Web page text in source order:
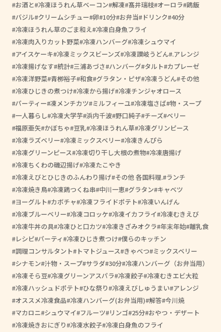
お酒と 冷凍ほうれん草ベーコン 解凍 髙井瑞枝 オーロラ 鶏飯
バジル クリームシチュー 卵 10分 お弁当 ドリンク 40分
冷凍ほうれん草のごま和え 冷凍白身魚フライ
冷凍肉入りカット野菜 冷凍ハンバーグ 冷凍シュウマイ
アイスケーキ 冷凍ミックスビーンズ 冷凍讃岐うどん .アレンジ
冷凍揚げなす 統計 三浦あづさ ハンバーグ タルト カプレーゼ
冷凍洋野菜 青栁裕子 和食 グラタン・ピザ 冷凍うどん その他
冷凍ひじきの煮つけ 冷凍から揚げ 冷凍チンジャオロース
パーティー 凍メンチカツ ミルフィーユ 冷凍塩さば 物・スープ
一人暮らし 冷凍大学芋 浜内千波 野口純子 チーズ ベリー
福原亜矢 かぼちゃ 豆乳 冷凍ほうれん草 冷凍グリンピース
冷凍ラズベリー 冷凍ミックスベリー 冷凍きんぴら
冷凍グリーンピース 冷凍切り干し大根の煮物 冷凍唐揚げ
冷凍ちくわの磯辺揚げ 冷凍たこやき
冷凍えびとひじきのふんわり揚げ その他 各国料理. ランチ
冷凍焼き鳥 冷凍鶏つくね串 中川一恵 グラタン キャベツ
ヨーグルト カボチャ 冷凍フライドポテト 冷凍いんげん
冷凍ブルーベリー 冷凍コロッケ 冷凍イカフライ 冷凍むきえび
冷凍牛丼の具 冷凍ひと口カツ 冷凍きざみオクラ 年末年始 離乳食
レシピ パーティ 冷凍ひじき煮つけ 僕らのキッチン
調理コンサルタント
トマトジュース きゃべつ ミックスベリー
シナモン 汁物・スープ サラダ 30分 冷凍ハンバーグ（お弁当用）
冷凍そら豆 冷凍グリーンアスパラ 冷凍餃子 冷凍むきエビ大粒
冷凍ハッシュドポテト ひな祭り 冷凍えびしゅうまい アレンジ
オススメ冷凍食品 冷凍ハンバーグ(お弁当用) 解答 今川焼
マカロニ シュウマイ フルーツ リンゴ 25分 おやつ・デザート
冷凍焼きおにぎり 冷凍水餃子 冷凍白身魚のフライ